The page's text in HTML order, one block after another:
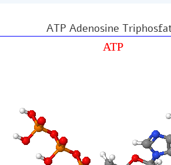
ATP Adenosine